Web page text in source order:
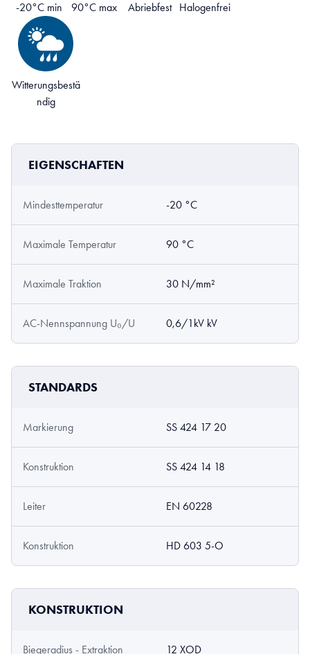
-20°C min 90°C max Abriebfest Halogenfrei
Witterungsbestä
ndig
EIGENSCHAFTEN
Mindesttemperatur -20 °C
Maximale Temperatur 90 °C
Maximale Traktion 30 N/mm²
AC-Nennspannung U₀/U 0,6/1kV kV
STANDARDS
Markierung SS 424 17 20
Konstruktion SS 424 14 18
Leiter EN 60228
Konstruktion HD 603 5-O
KONSTRUKTION
Biegeradius - Extraktion 12 XOD